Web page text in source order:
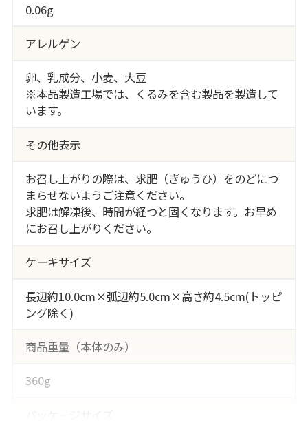
0.06g
アレルゲン
卵、乳成分、小麦、大豆
※本品製造工場では、くるみを含む製品を製造して
います。
その他表示
お召し上がりの際は、求肥（ぎゅうひ）をのどにつ
まらせないようご注意ください。
求肥は解凍後、時間が経つと固くなります。お早め
にお召し上がりください。
ケーキサイズ
長辺約10.0cm×弧辺約5.0cm×高さ約4.5cm(トッピ
ング除く)
商品重量（本体のみ）
360g